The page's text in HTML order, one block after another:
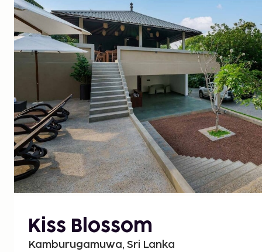
Kiss Blossom
Kamburugamuwa, Sri Lanka